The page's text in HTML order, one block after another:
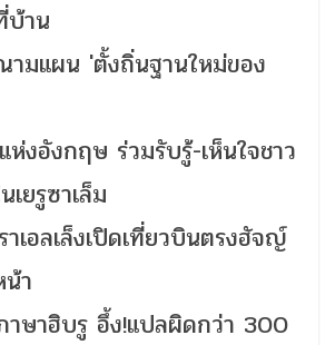
บ้าน
มแผน 'ตั้งถิ่นฐานใหม่ของ
งอังกฤษ ร่วมรับรู้-เห็นใจชาว
เยรูซาเล็ม
เอลเล็งเปิดเที่ยวบินตรงฮัจญ์
า
าษาฮิบรู อึ้ง!แปลผิดกว่า 300